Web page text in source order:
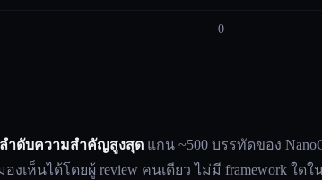
0
ำดับความสำคัญสูงสุด แกน ~500 บรรทัดของ
ห็นได้โดยผู้ review คนเดียว ไม่มี framework ใด